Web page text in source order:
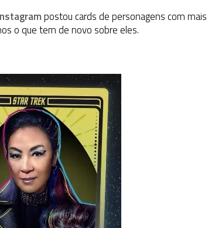
postou cards de personagens com mais
o que tem de novo sobre eles.